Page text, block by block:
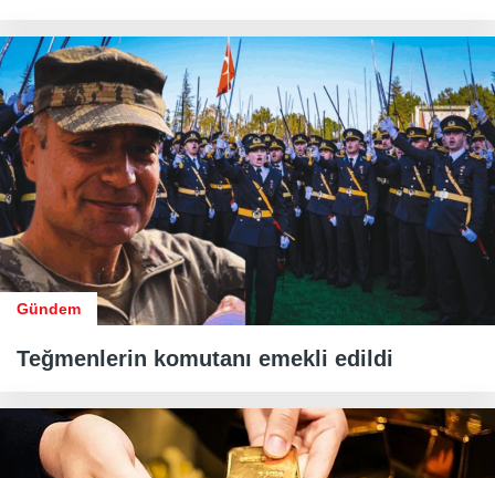
Gündem
Teğmenlerin komutanı emekli edildi